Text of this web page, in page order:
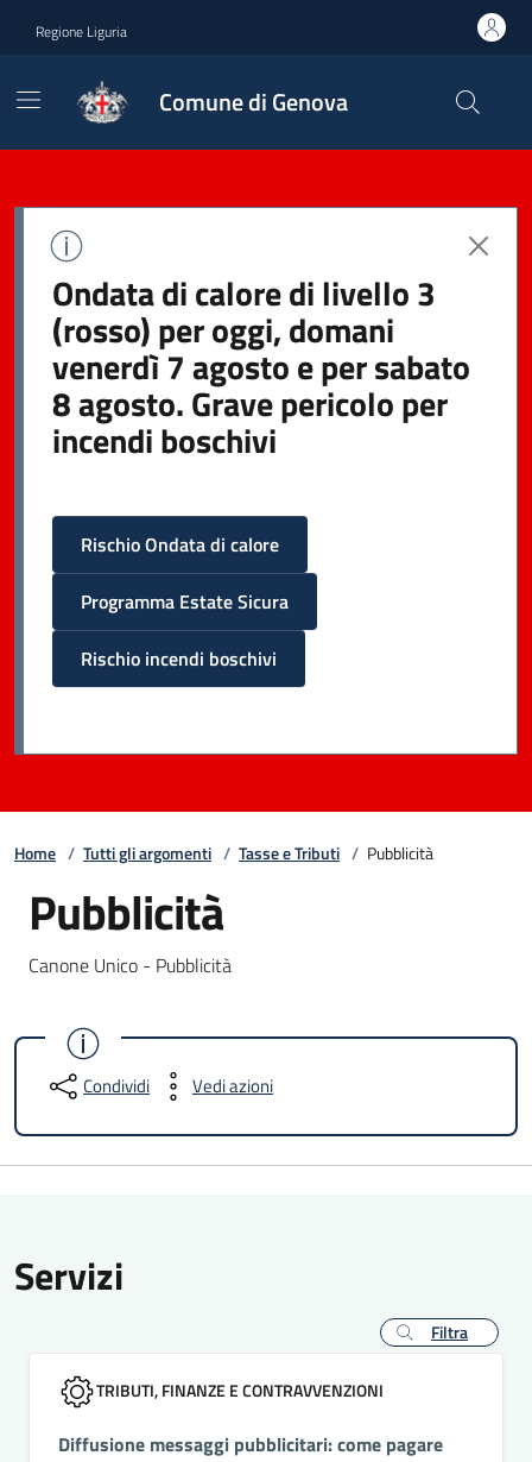
Regione Liguria
Comune di Genova
Ondata di calore di livello 3
(rosso) per oggi, domani
venerdì 7 agosto e per sabato
8 agosto. Grave pericolo per
incendi boschivi
Rischio Ondata di calore
Programma Estate Sicura
Rischio incendi boschivi
Home / Tutti gli argomenti / Tasse e Tributi / Pubblicità
Pubblicità
Canone Unico - Pubblicità
Condividi Vedi azioni
Servizi
Filtra
TRIBUTI, FINANZE E CONTRAVVENZIONI
Diffusione messaggi pubblicitari: come pagare